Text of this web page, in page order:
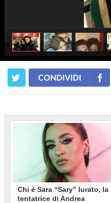
CONDIVIDI
Chi è Sara “Sary” Iurato, la
tentatrice di Andrea